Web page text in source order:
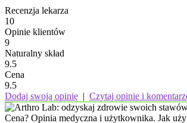
Recenzja lekarza
10
Opinie klientów
9
Naturalny skład
9.5
Cena
9.5
Dodaj swoją opinię | Czytaj opinie i